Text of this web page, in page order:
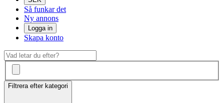
Så funkar det
Ny annons
Logga in
Skapa konto
Filtrera efter kategori